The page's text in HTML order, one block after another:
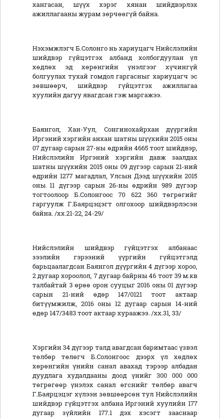
хангасан, шүүх хэрэг хянан шийдвэрлэх
ажиллагааны журам зөрчөөгүй байна.
Нэхэмжлэгч Б.Солонго нь хариуцагч Нийслэлийн
шийдвэр гүйцэтгэх албанд холбогдуулан үл
хөдлөх эд хөрөнгийн үнэлгээг хүчингүй
болгуулах тухай гомдол гаргасныг хариуцагч эс
зөвшөөрч, шийдвэр гүйцэтгэх ажиллагаа
хуулийн дагуу явагдсан гэж маргажээ.
Баянгол, Хан-Уул, Сонгинохайрхан дүүргийн
Иргэний хэргийн анхан шатны шүүхийн 2015 оны
07 дугаар сарын 27-ны өдрийн 4665 тоот шийдвэр,
Нийслэлийн Иргэний хэргийн давж заалдах
шатны шүүхийн 2015 оны 09 дүгээр сарын 21-ний
өдрийн 1277 магадлал, Улсын Дээд шүүхийн 2015
оны 11 дүгээр сарын 26-ны өдрийн 989 дүгээр
тогтоолоор Б.Солонгоос 70 622 360 төгрөгийг
гаргуулж Г.Баярцэцэгт олгохоор шийдвэрлэсэн
байна. /хх.21-22, 24-29/
Нийслэлийн шийдвэр гүйцэтгэх албанаас
зээлийн гэрээний үүргийн гүйцэтгэлд
барьцаалагдсан Баянгол дүүргийн 4 дүгээр хороо,
2 дугаар хороолол, 7 дугаар байрны 46 тоот 39 м.кв
талбайтай 3 өрөө орон сууцыг 2016 оны 01 дүгээр
сарын 21-ний өдөр 147/0121 тоот актаар
битүүмжилж, 2016 оны 12 дугаар сарын 14-ний
өдөр 147/3483 тоот актаар хураажээ. /хх.31, 33/
Хэргийн 34 дүгээр талд авагдсан баримтаас үзвэл
төлбөр төлөгч Б.Солонгоос дээрх үл хөдлөх
хөрөнгийн үнийн санал авахад тэрээр албадан
дуудлага худалдааны доод үнийг 300 000 000
төгрөгөөр үнэлэх санал өгснийг төлбөр авагч
Г.Баярцэцэг хүлээн зөвшөөрсөн тул Нийслэлийн
шийдвэр гүйцэтгэх албана Иргэний хуулийн 177
дугаар зүйлийн 177.1 дэх хэсэгт зааснаар